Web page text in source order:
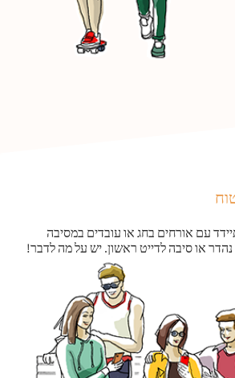
עם אורחים בחג או עובדים במסיבה
או סיבה לדייט ראשון. יש על מה לדבר!